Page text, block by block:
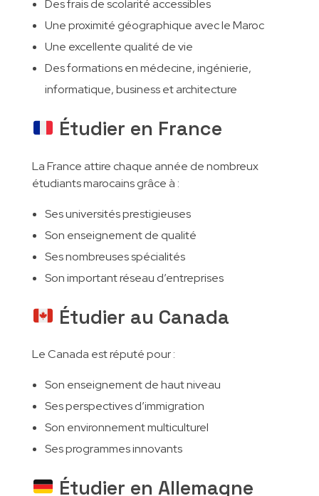
Des frais de scolarité accessibles
Une proximité géographique avec le Maroc
Une excellente qualité de vie
Des formations en médecine, ingénierie,
informatique, business et architecture
Étudier en France
La France attire chaque année de nombreux
étudiants marocains grâce à :
Ses universités prestigieuses
Son enseignement de qualité
Ses nombreuses spécialités
Son important réseau d’entreprises
Étudier au Canada
Le Canada est réputé pour :
Son enseignement de haut niveau
Ses perspectives d’immigration
Son environnement multiculturel
Ses programmes innovants
Étudier en Allemagne